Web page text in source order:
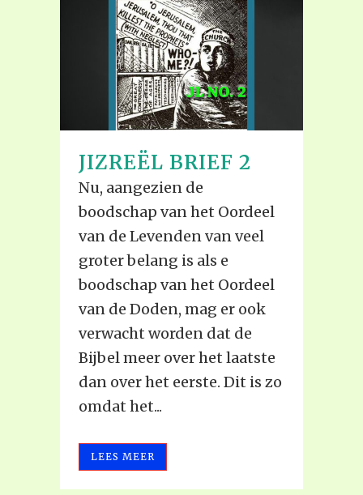
JIZREËL BRIEF 2
Nu, aangezien de
boodschap van het Oordeel
van de Levenden van veel
groter belang is als e
boodschap van het Oordeel
van de Doden, mag er ook
verwacht worden dat de
Bijbel meer over het laatste
dan over het eerste. Dit is zo
omdat het...
LEES MEER